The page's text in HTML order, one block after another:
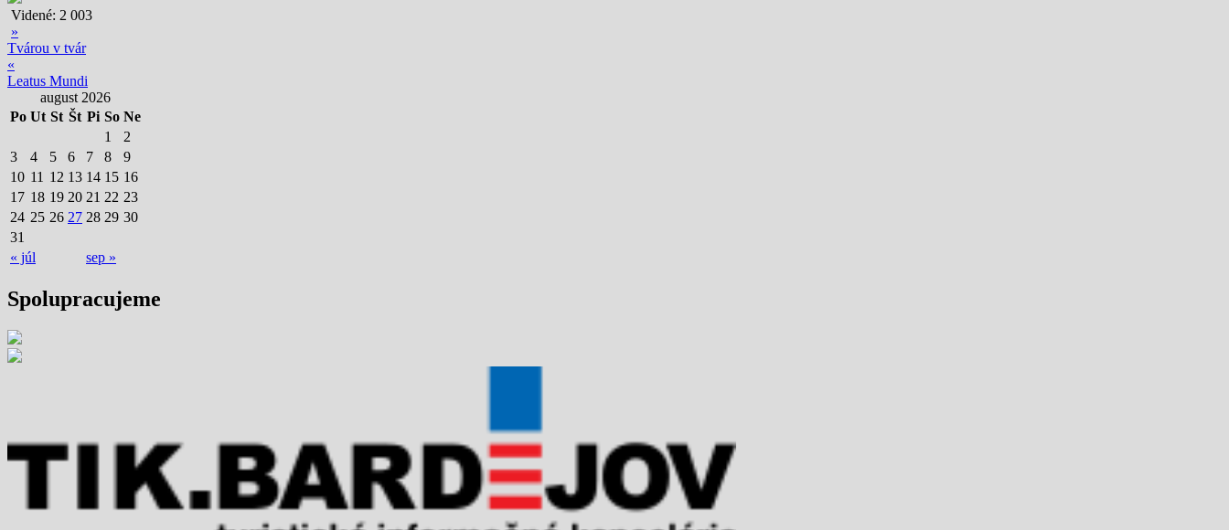
Videné: 2 003
»
Tvárou v tvár
«
Leatus Mundi
august 2026
Po Ut St Št Pi So Ne
« júl sep »
1
2
3
4 5 6 7 8
9
10 11 12 13 14 15 16
17 18 19 20 21 22 23
24 25 26 27 28 29 30
31
Spolupracujeme